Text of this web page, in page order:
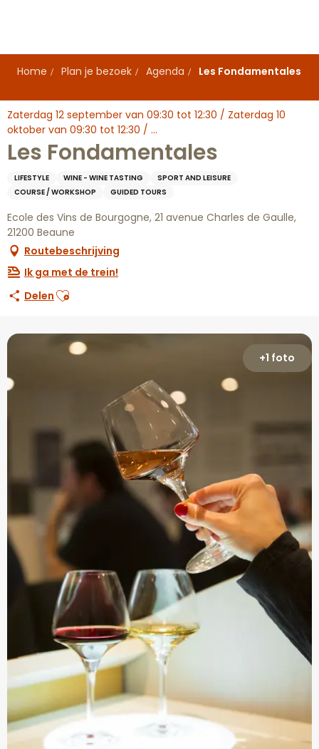
principal
Home
Plan je bezoek Agenda Les Fondamentales
Zaterdag 12 september van 09:30 tot 12:30 / Zaterdag 10
oktober van 09:30 tot 12:30 / ...
Les Fondamentales
LIFESTYLE WINE - WINE TASTING
SPORT AND LEISURE
COURSE / WORKSHOP
GUIDED TOURS
Ecole des Vins de Bourgogne, 21 avenue Charles de Gaulle,
21200 Beaune
Routebeschrijving
Ik ga met de trein!
Delen Ajouter aux favoris
+1 foto